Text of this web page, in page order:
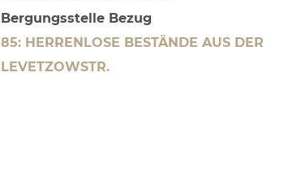
Bergungsstelle Bezug
85: HERRENLOSE BESTÄNDE AUS DER
LEVETZOWSTR.